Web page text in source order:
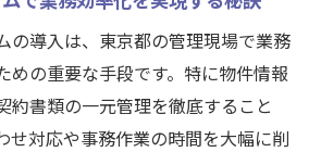
実現した不動産管理システムの秘
システム導入で時間短縮を叶え
の導入は、東京都の管理現場で業務
めの重要な手段です。特に物件情報
約書類の一元管理を徹底すること
せ対応や事務作業の時間を大幅に削